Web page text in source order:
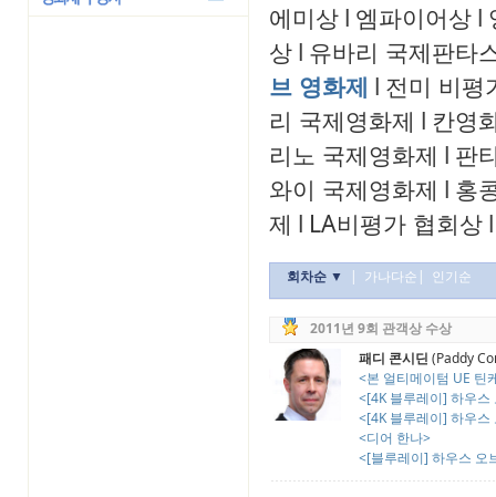
에미상 l 엠파이어상 l
상 l 유바리 국제판타
브 영화제 l 전미 비평
리 국제영화제 l 칸영
리노 국제영화제 l 판
와이 국제영화제 l 홍
제 l LA비평가 협회상 l
회차순 ▼ | 가나다순 | 인기순
2011년 9회 관객상 수상
패디 콘시딘 (Paddy
<본 얼티메이텀 UE 틴
<[4K 블루레이] 하우스
<[4K 블루레이] 하우스
<디어 한나>
<[블루레이] 하우스 오